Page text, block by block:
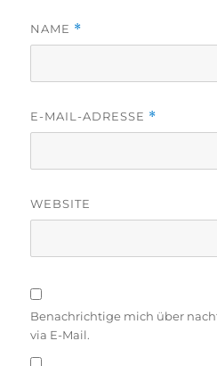
NAME *
E-MAIL-ADRESSE *
WEBSITE
Benachrichtige mich über
via E-Mail.